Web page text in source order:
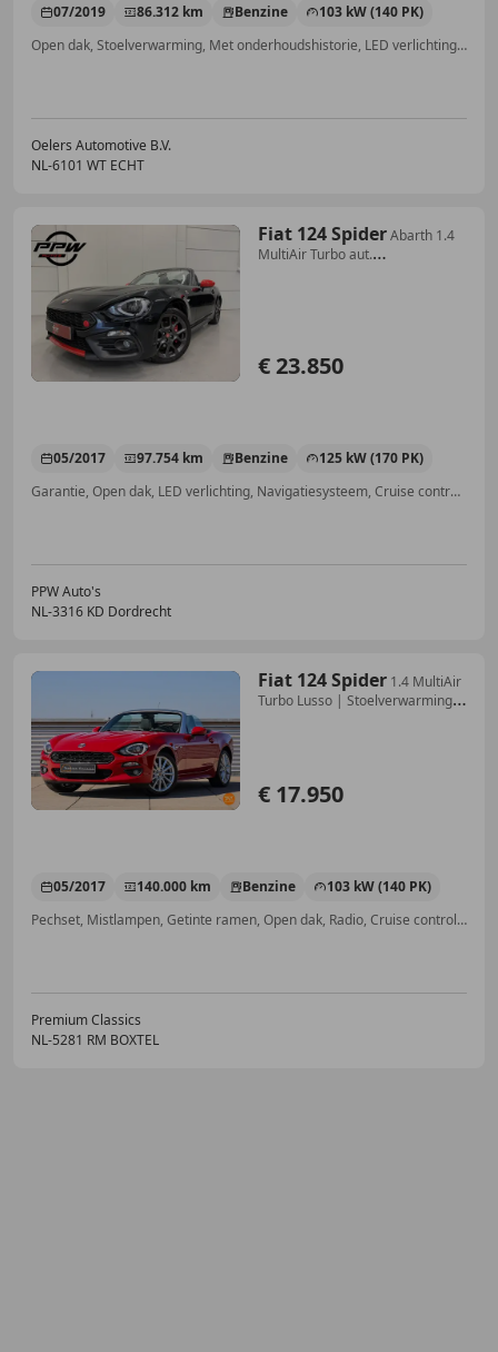
07/2019 86.312 km Benzine
103 kW (140 PK)
Open dak, Stoelverwarming, Met onderhoudshistorie, LED verlichting, Automatische klimaatregeling, Cruise control, Regensensor, Mistlampen
Oelers Automotive B.V.
NL-6101 WT ECHT
Fiat 124 SpiderAbarth 1.4
MultiAir Turbo aut.
€ 23.850
05/2017 97.754 km Benzine
125 kW (170 PK)
Garantie, Open dak, LED verlichting, Navigatiesysteem, Cruise control, Stoelverwarming, Alarm, Grootlichtassistent
PPW Auto's
NL-3316 KD Dordrecht
Fiat 124 Spider 1.4 MultiAir
Turbo Lusso | Stoelverwarming |
€ 17.950
05/2017 140.000 km Benzine
103 kW (140 PK)
Pechset, Mistlampen, Getinte ramen, Open dak, Radio, Cruise control, Electronic Stability Program
Premium Classics
NL-5281 RM BOXTEL